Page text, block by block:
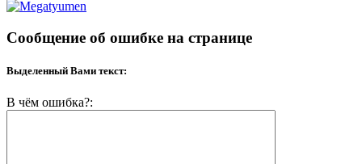
Сообщение об ошибке на странице
Выделенный Вами текст:
В чём ошибка?: